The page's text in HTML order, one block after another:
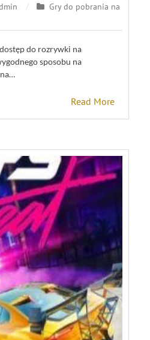
Gry do pobrania na
do rozrywki na
sposobu na
Read More